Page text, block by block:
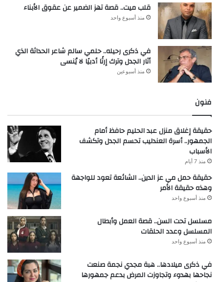
قلب ميت.. قصة تهز الضمير عن عقوق الأبناء
منذ أسبوع واحد
في ذكرى رحيله.. حلمي سالم شاعر الحداثة الذي
أثار الجدل وترك إرثًا أدبيًا لا يُنسى
منذ أسبوعين
فنون
حقيقة إغلاق منزل عبد الحليم حافظ أمام
الجمهور.. أسرة العندليب تحسم الجدل وتكشف
الأسباب
منذ 7 أيام
حقيقة حمل مي عز الدين.. الشائعة تعود للواجهة
وهذه حقيقة الأمر
منذ أسبوع واحد
مسلسل تحت السن.. قصة العمل وأبطال
المسلسل وعدد الحلقات
منذ أسبوع واحد
في ذكرى ميلادها.. هبة مجدي نجمة صنعت
نجاحها بهدوء وتجاوزت المرض بدعم جمهورها